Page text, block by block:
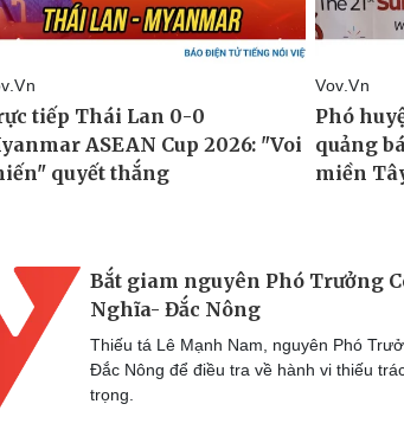
Bắt giam nguyên Phó Trưởng
Nghĩa- Đắc Nông
Thiếu tá Lê Mạnh Nam, nguyên Phó
Đắc Nông để điều tra về hành vi thiếu
trọng.